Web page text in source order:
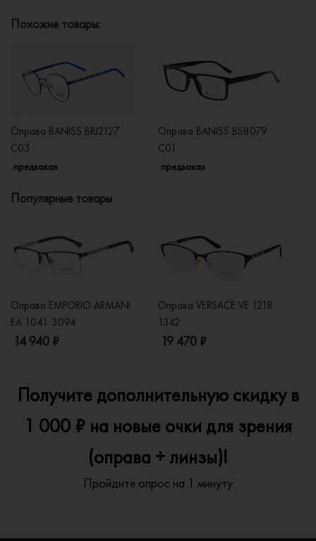
Похожие товары:
Оправа BANISS BRJ2127
C03
предзаказ
Оправа BANISS BS8079
C01
предзаказ
Популярные товары
Оправа EMPORIO ARMANI
EA 1041 3094
14 940 ₽
Оправа VERSACE VE 1218
1342
19 470 ₽
Получите дополнительную скидку в
1 000 ₽ на новые очки для зрения
(оправа + линзы)!
Пройдите опрос на 1 минуту